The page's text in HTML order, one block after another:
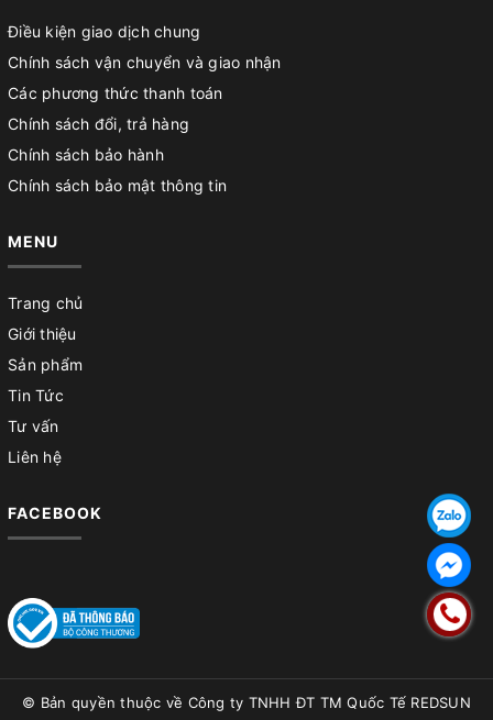
Điều kiện giao dịch chung
Chính sách vận chuyển và giao nhận
Các phương thức thanh toán
Chính sách đổi, trả hàng
Chính sách bảo hành
Chính sách bảo mật thông tin
MENU
Trang chủ
Giới thiệu
Sản phẩm
Tin Tức
Tư vấn
Liên hệ
FACEBOOK
© Bản quyền thuộc về Công ty TNHH ĐT TM Quốc Tế REDSUN